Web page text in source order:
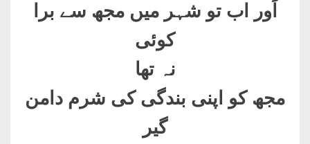
اَور اب تو شہر میں مجھ سے برا
کوئی
نہ تھا
مجھ کو اپنی بندگی کی شرم دامن
گیر